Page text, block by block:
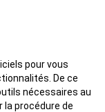
pour vous
De ce
nécessaires au
la procédure de